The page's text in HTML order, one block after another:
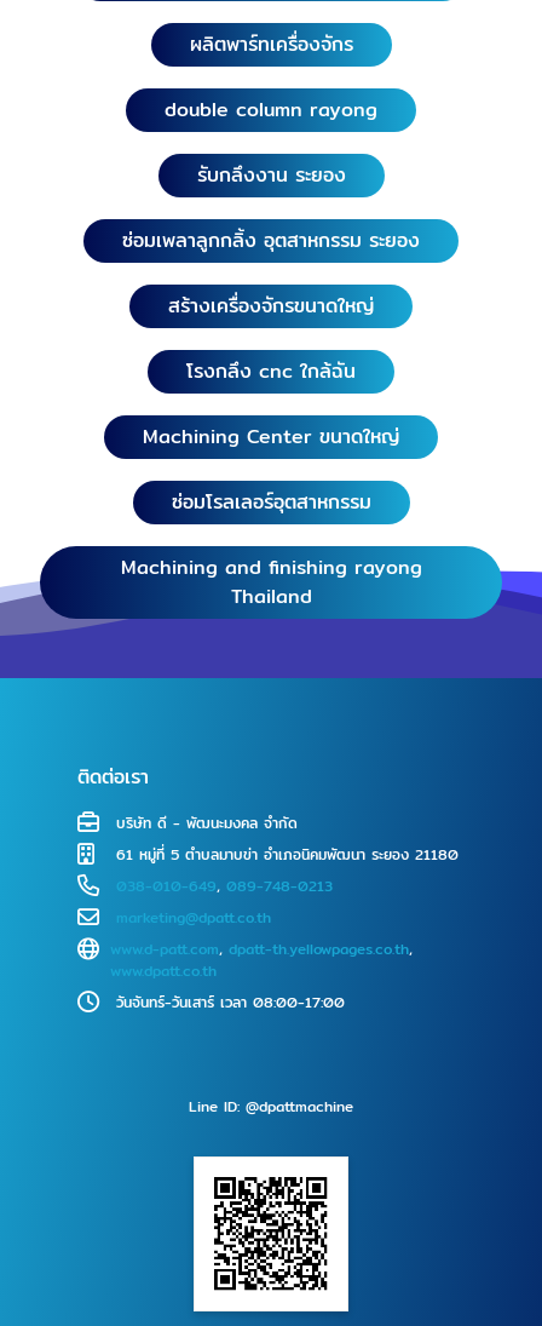
ผลิตพาร์ทเครื่องจักร
double column rayong
รับกลึงงาน ระยอง
ซ่อมเพลาลูกกลิ้ง อุตสาหกรรม ระยอง
สร้างเครื่องจักรขนาดใหญ่
โรงกลึง cnc ใกล้ฉัน
Machining Center ขนาดใหญ่
ซ่อมโรลเลอร์อุตสาหกรรม
Machining and finishing rayong
Thailand
ติดต่อเรา
บริษัท ดี - พัฒนะมงคล จำกัด
61 หมู่ที่ 5 ตำบลมาบข่า อำเภอนิคมพัฒนา ระยอง 21180
038-010-649, 089-748-0213
marketing@dpatt.co.th
www.d-patt.com,dpatt-th.yellowpages.co.th,
www.dpatt.co.th
วันจันทร์-วันเสาร์ เวลา 08:00-17:00
Line ID: @dpattmachine